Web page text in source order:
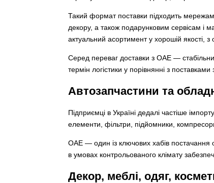
Такий формат поставки підходить мережам
декору, а також подарунковим сервісам і
актуальний асортимент у хорошій якості,
Серед переваг доставки з ОАЕ —
термін логістики у порівнянні з поставками
Автозапчастини та
Підприємці в Україні дедалі частіше
елементи, фільтри, підйомники,
ОАЕ — один із ключових хабів постачання
в умовах контрольованого клімату
Декор, меблі, одяг,